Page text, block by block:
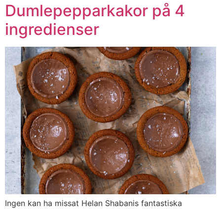
Dumlepepparkakor på 4
ingredienser
Ingen kan ha missat Helan Shabanis fantastiska